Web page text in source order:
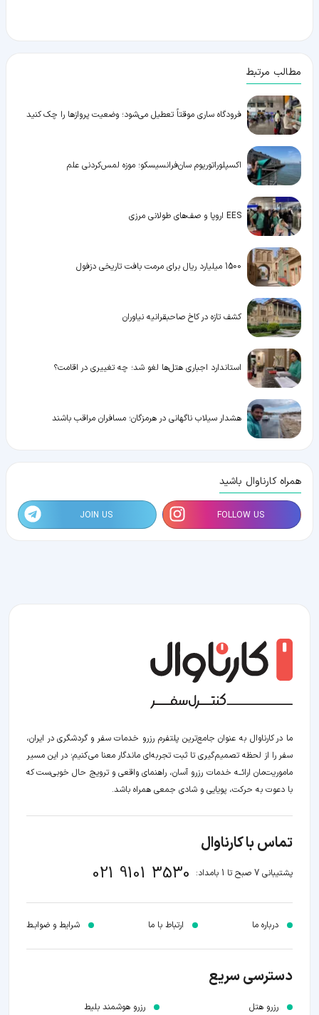
مطالب مرتبط
فرودگاه ساری موقتاً تعطیل می‌شود؛ وضعیت پروازها را چک کنید
اکسپلوراتوریوم سان‌فرانسیسکو؛ موزه لمس‌کردنی علم
EES اروپا و صف‌های طولانی مرزی
1500 میلیارد ریال برای مرمت بافت تاریخی دزفول
کشف تازه در کاخ صاحبقرانیه نیاوران
استاندارد اجباری هتل‌ها لغو شد؛ چه تغییری در اقامت؟
هشدار سیلاب ناگهانی در هرمزگان؛ مسافران مراقب باشند
همراه کارناوال باشید
FOLLOW US
JOIN US
ما در کارناوال به عنوان جامع‌ترین پلتفرم رزرو خدمات سفر و گردشگری در ایران،
سفر را از لحظه‌ تصمیم‌گیری تا ثبت تجربه‌ای ماندگار معنا می‌کنیم؛ در این مسیر‍
ماموریت‌مان اراﺋــﻪ خدمات رزرو آسان، راهنمای واقعی و ترویج حال خوبی‌ست که
با دعوت به حرکت، پویایی و شادی جمعی همراه باشد.
تماس با کارناوال
پشتیبانی 7 صبح تا 1 بامداد: 021 9101 3530
درباره ما ارتباط با ما شرایط و ضوابـط
دسترسی سریع
رزرو هتل
رزرو هوشمند بلیط